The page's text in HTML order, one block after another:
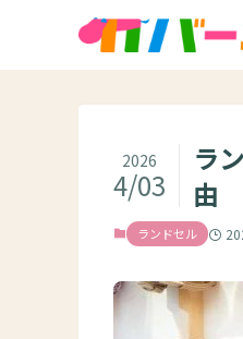
ラ
由
2026
4/03
ランドセル